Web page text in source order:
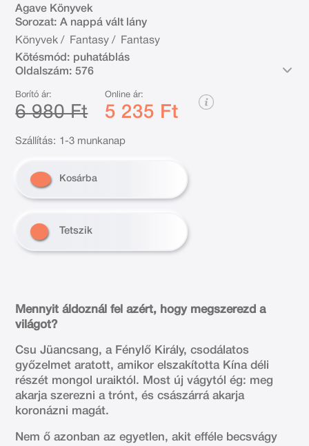
Agave Könyvek
Sorozat: A nappá vált lány
Könyvek / Fantasy /
Fantasy
Kötésmód: puhatáblás
Oldalszám: 576
Borító ár:
6 980 Ft
Online ár:
5 235 Ft
Szállítás: 1-3 munkanap
Kosárba
Tetszik
Mennyit áldoznál fel azért, hogy megszerezd a
világot?
Csu Jüancsang, a Fénylő Király, csodálatos
győzelmet aratott, amikor elszakította Kína déli
részét mongol uraiktól. Most új vágytól ég: meg
akarja szerezni a trónt, és császárrá akarja
koronázni magát.
Nem ő azonban az egyetlen, akit efféle becsvágy